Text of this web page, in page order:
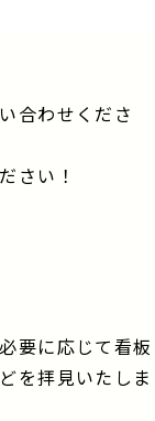
合わせくださ
さい！
要に応じて看板
を拝見いたしま